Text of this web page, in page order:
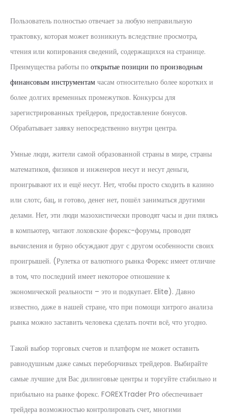
Пользователь полностью отвечает за любую неправильную
трактовку, которая может возникнуть вследствие просмотра,
чтения или копирования сведений, содержащихся на странице.
Преимущества работы по открытые позиции по производным
финансовым инструментам часам относительно более коротких и
более долгих временных промежутков. Конкурсы для
зарегистрированных трейдеров, предоставление бонусов.
Обрабатывает заявку непосредственно внутри центра.
Умные люди, жители самой образованной страны в мире, страны
математиков, физиков и инженеров несут и несут деньги,
проигрывают их и ещё несут. Нет, чтобы просто сходить в казино
или слотс, бац, и готово, денег нет, пошёл заниматься другими
делами. Нет, эти люди мазохистически проводят часы и дни пялясь
в компьютер, читают лоховские форекс-форумы, проводят
вычисления и бурно обсуждают друг с другом особенности своих
проигрышей. (Рулетка от валютного рынка Форекс имеет отличие
в том, что последний имеет некоторое отношение к
экономической реальности – это и подкупает. Elite). Давно
известно, даже в нашей стране, что при помощи хитрого анализа
рынка можно заставить человека сделать почти всё, что угодно.
Такой выбор торговых счетов и платформ не может оставить
равнодушным даже самых переборчивых трейдеров. Выбирайте
самые лучшие для Вас дилинговые центры и торгуйте стабильно и
прибыльно на рынке форекс. FOREXTrader Pro обеспечивает
трейдера возможностью контролировать счет, многими